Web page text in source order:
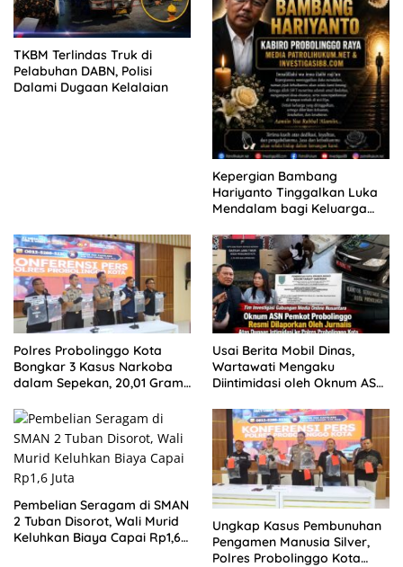
TKBM Terlindas Truk di
Pelabuhan DABN, Polisi
Dalami Dugaan Kelalaian
Kepergian Bambang
Hariyanto Tinggalkan Luka
Mendalam bagi Keluarga
Polres Probolinggo Kota
Bongkar 3 Kasus Narkoba
dalam Sepekan, 20,01 Gram
Usai Berita Mobil Dinas,
Wartawati Mengaku
Diintimidasi oleh Oknum ASN
Tempuh Jalur Hukum
Pembelian Seragam di SMAN
2 Tuban Disorot, Wali Murid
Keluhkan Biaya Capai Rp1,6
Ungkap Kasus Pembunuhan
Pengamen Manusia Silver,
Polres Probolinggo Kota